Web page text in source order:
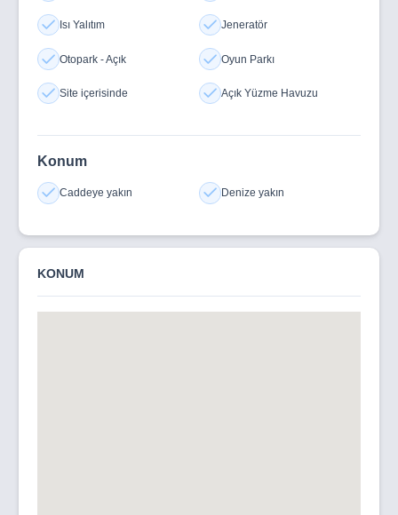
Isı Yalıtım Jeneratör
Otopark - Açık Oyun Parkı
Site içerisinde Açık Yüzme Havuzu
Konum
Caddeye yakın Denize yakın
KONUM